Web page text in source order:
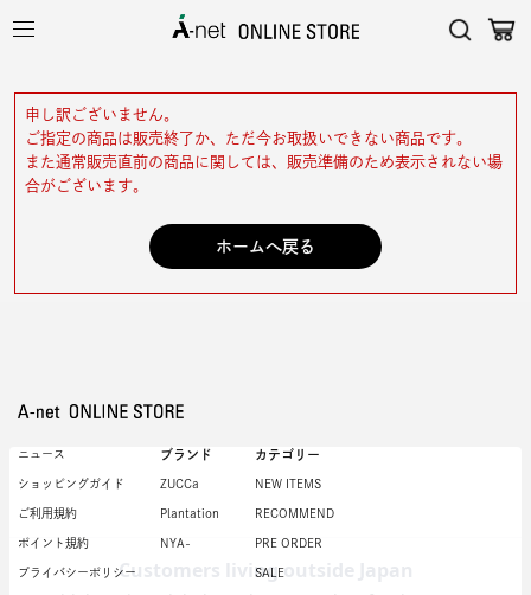
申し訳ございません。
ご指定の商品は販売終了か、ただ今お取扱いできない商品です。
また通常販売直前の商品に関しては、販売準備のため表示されない場
合がございます。
ホームへ戻る
ニュース
ショッピングガイド
ご利用規約
ポイント規約
プライバシーポリシー
ブランド
ZUCCa
Plantation
NYA-
カテゴリー
NEW ITEMS
RECOMMEND
PRE ORDER
SALE